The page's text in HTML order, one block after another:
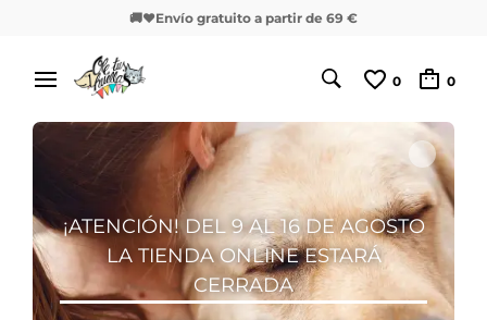
🚚❤️Envío gratuito a partir de 69 €
0 0
¡LOS PRODUCTOS MÁS GENIALES
PARA TUS PEQUES!
Sección Especial
Verano